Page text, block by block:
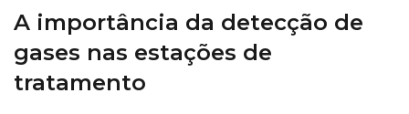
A importância da detecção de
gases nas estações de
tratamento